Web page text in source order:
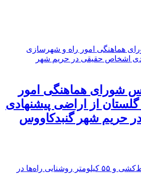
شورای هماهنگی امور
از اراضی پیشنهادی
حریم شهر گنبدکاووس